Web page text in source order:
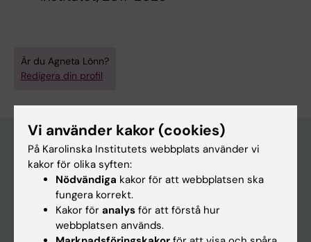
Är du Agneta Lönn?
Redigera din profil
Huvudmeny
Utbildning
Forskarutbildning
Forskning
Vi använder kakor (cookies)
På Karolinska Institutets webbplats använder vi
kakor för olika syften:
Nödvändiga kakor för att webbplatsen ska
fungera korrekt.
Kakor för analys för att förstå hur
webbplatsen används.